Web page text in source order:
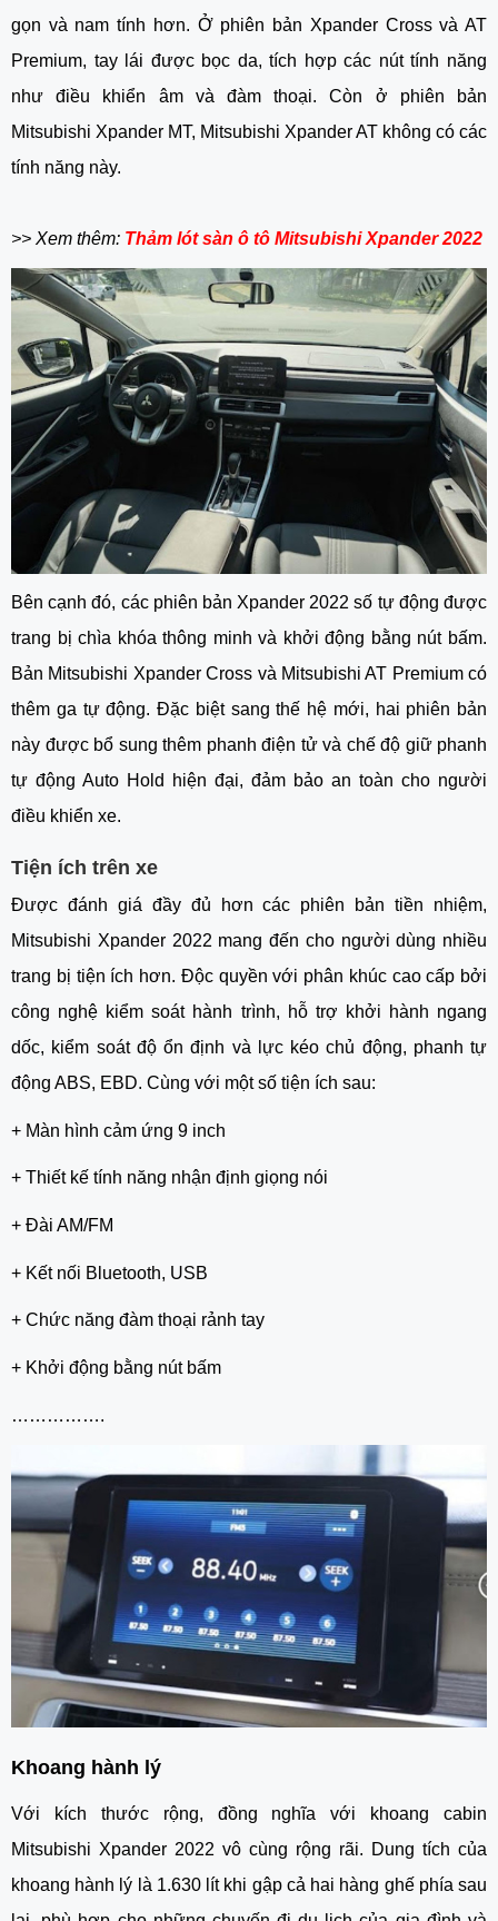
gọn và nam tính hơn. Ở phiên bản Xpander Cross và AT
Premium, tay lái được bọc da, tích hợp các nút tính năng
như điều khiển âm và đàm thoại. Còn ở phiên bản
Mitsubishi Xpander MT, Mitsubishi Xpander AT không có các
tính năng này.
>> Xem thêm: Thảm lót sàn ô tô Mitsubishi Xpander 2022
Bên cạnh đó, các phiên bản Xpander 2022 số tự động được
trang bị chìa khóa thông minh và khởi động bằng nút bấm.
Bản Mitsubishi Xpander Cross và Mitsubishi AT Premium có
thêm ga tự động. Đặc biệt sang thế hệ mới, hai phiên bản
này được bổ sung thêm phanh điện tử và chế độ giữ phanh
tự động Auto Hold hiện đại, đảm bảo an toàn cho người
điều khiển xe.
Tiện ích trên xe
Được đánh giá đầy đủ hơn các phiên bản tiền nhiệm,
Mitsubishi Xpander 2022 mang đến cho người dùng nhiều
trang bị tiện ích hơn. Độc quyền với phân khúc cao cấp bởi
công nghệ kiểm soát hành trình, hỗ trợ khởi hành ngang
dốc, kiểm soát độ ổn định và lực kéo chủ động, phanh tự
động ABS, EBD. Cùng với một số tiện ích sau:
+ Màn hình cảm ứng 9 inch
+ Thiết kế tính năng nhận định giọng nói
+ Đài AM/FM
+ Kết nối Bluetooth, USB
+ Chức năng đàm thoại rảnh tay
+ Khởi động bằng nút bấm
…………….
Khoang hành lý
Với kích thước rộng, đồng nghĩa với khoang cabin
Mitsubishi Xpander 2022 vô cùng rộng rãi. Dung tích của
khoang hành lý là 1.630 lít khi gập cả hai hàng ghế phía sau